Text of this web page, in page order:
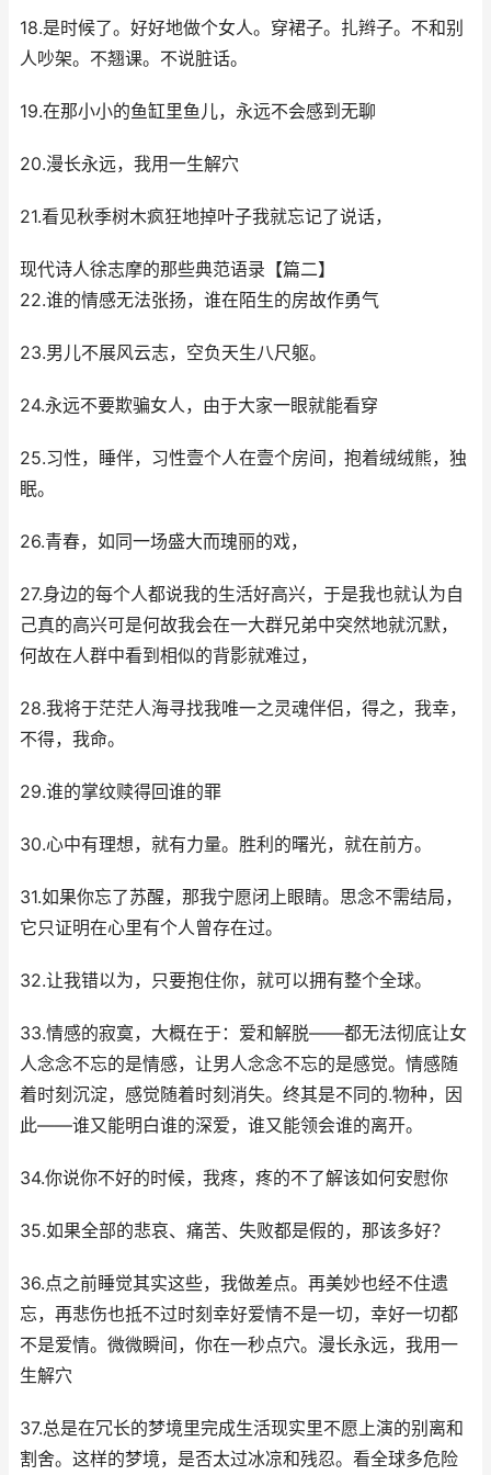
18.是时候了。好好地做个女人。穿裙子。扎辫子。不和别
人吵架。不翘课。不说脏话。
19.在那小小的鱼缸里鱼儿，永远不会感到无聊
20.漫长永远，我用一生解穴
21.看见秋季树木疯狂地掉叶子我就忘记了说话，
现代诗人徐志摩的那些典范语录【篇二】
22.谁的情感无法张扬，谁在陌生的房故作勇气
23.男儿不展风云志，空负天生八尺躯。
24.永远不要欺骗女人，由于大家一眼就能看穿
25.习性，睡伴，习性壹个人在壹个房间，抱着绒绒熊，独
眠。
26.青春，如同一场盛大而瑰丽的戏，
27.身边的每个人都说我的生活好高兴，于是我也就认为自
己真的高兴可是何故我会在一大群兄弟中突然地就沉默，
何故在人群中看到相似的背影就难过，
28.我将于茫茫人海寻找我唯一之灵魂伴侣，得之，我幸，
不得，我命。
29.谁的掌纹赎得回谁的罪
30.心中有理想，就有力量。胜利的曙光，就在前方。
31.如果你忘了苏醒，那我宁愿闭上眼睛。思念不需结局，
它只证明在心里有个人曾存在过。
32.让我错以为，只要抱住你，就可以拥有整个全球。
33.情感的寂寞，大概在于：爱和解脱——都无法彻底让女
人念念不忘的是情感，让男人念念不忘的是感觉。情感随
着时刻沉淀，感觉随着时刻消失。终其是不同的.物种，因
此——谁又能明白谁的深爱，谁又能领会谁的离开。
34.你说你不好的时候，我疼，疼的不了解该如何安慰你
35.如果全部的悲哀、痛苦、失败都是假的，那该多好？
36.点之前睡觉其实这些，我做差点。再美妙也经不住遗
忘，再悲伤也抵不过时刻幸好爱情不是一切，幸好一切都
不是爱情。微微瞬间，你在一秒点穴。漫长永远，我用一
生解穴
37.总是在冗长的梦境里完成生活现实里不愿上演的别离和
割舍。这样的梦境，是否太过冰凉和残忍。看全球多危险